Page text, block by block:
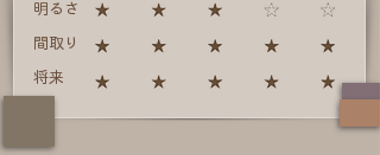
明るさ
間取り
将来